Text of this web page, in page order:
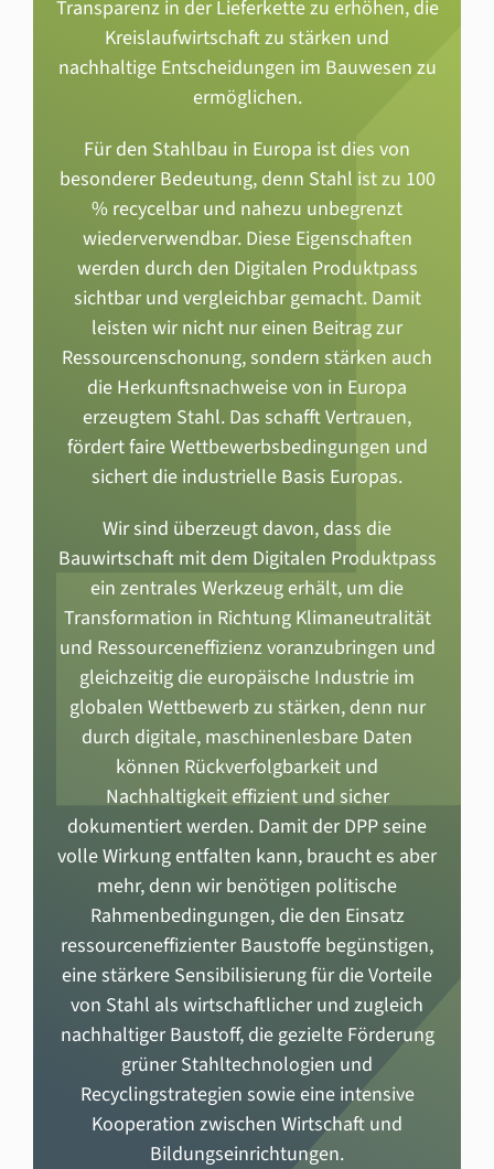
Transparenz in der Lieferkette zu erhöhen, die
Kreislaufwirtschaft zu stärken und
nachhaltige Entscheidungen im Bauwesen zu
ermöglichen.
Für den Stahlbau in Europa ist dies von
besonderer Bedeutung, denn Stahl ist zu 100
% recycelbar und nahezu unbegrenzt
wiederverwendbar. Diese Eigenschaften
werden durch den Digitalen Produktpass
sichtbar und vergleichbar gemacht. Damit
leisten wir nicht nur einen Beitrag zur
Ressourcenschonung, sondern stärken auch
die Herkunftsnachweise von in Europa
erzeugtem Stahl. Das schafft Vertrauen,
fördert faire Wettbewerbsbedingungen und
sichert die industrielle Basis Europas.
Wir sind überzeugt davon, dass die
Bauwirtschaft mit dem Digitalen Produktpass
ein zentrales Werkzeug erhält, um die
Transformation in Richtung Klimaneutralität
und Ressourceneffizienz voranzubringen und
gleichzeitig die europäische Industrie im
globalen Wettbewerb zu stärken, denn nur
durch digitale, maschinenlesbare Daten
können Rückverfolgbarkeit und
Nachhaltigkeit effizient und sicher
dokumentiert werden. Damit der DPP seine
volle Wirkung entfalten kann, braucht es aber
mehr, denn wir benötigen politische
Rahmenbedingungen, die den Einsatz
ressourceneffizienter Baustoffe begünstigen,
eine stärkere Sensibilisierung für die Vorteile
von Stahl als wirtschaftlicher und zugleich
nachhaltiger Baustoff, die gezielte Förderung
grüner Stahltechnologien und
Recyclingstrategien sowie eine intensive
Kooperation zwischen Wirtschaft und
Bildungseinrichtungen.